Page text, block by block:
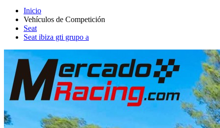
Vehículos de Competición
Seat
Seat ibiza gti grupo a